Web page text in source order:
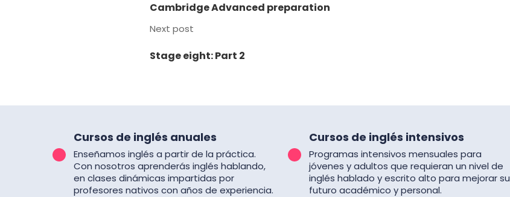
Cambridge Advanced preparation
Next post
Stage eight: Part 2
Cursos de inglés anuales
Enseñamos inglés a partir de la práctica.
Con nosotros aprenderás inglés hablando,
en clases dinámicas impartidas por
profesores nativos con años de experiencia.
Cursos de inglés intensivos
Programas intensivos mensuales para
jóvenes y adultos que requieran un nivel de
inglés hablado y escrito alto para mejorar su
futuro académico y personal.